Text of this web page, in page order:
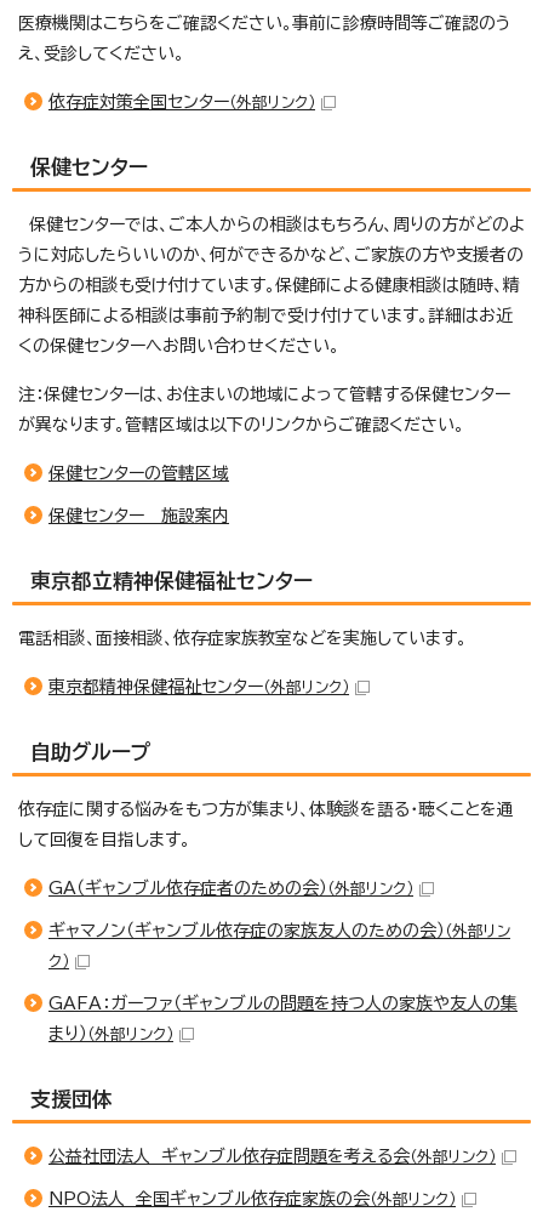
医療機関はこちらをご確認ください。事前に診療時間等ご確認のう
え、受診してください。
依存症対策全国センター（外部リンク）
保健センター
保健センターでは、ご本人からの相談はもちろん、周りの方がどのよ
うに対応したらいいのか、何ができるかなど、ご家族の方や支援者の
方からの相談も受け付けています。保健師による健康相談は随時、精
神科医師による相談は事前予約制で受け付けています。詳細はお近
くの保健センターへお問い合わせください。
注：保健センターは、お住まいの地域によって管轄する保健センター
が異なります。管轄区域は以下のリンクからご確認ください。
保健センターの管轄区域
保健センター 施設案内
東京都立精神保健福祉センター
電話相談、面接相談、依存症家族教室などを実施しています。
東京都精神保健福祉センター（外部リンク）
自助グループ
依存症に関する悩みをもつ方が集まり、体験談を語る・聴くことを通
して回復を目指します。
GA（ギャンブル依存症者のための会） （外部リンク）
ギャマノン（ギャンブル依存症の家族友人のための会） （外部リン
ク）
GAFA：ガーファ（ギャンブルの問題を持つ人の家族や友人の集
まり） （外部リンク）
支援団体
公益社団法人 ギャンブル依存症問題を考える会（外部リンク）
NPO法人 全国ギャンブル依存症家族の会（外部リンク）